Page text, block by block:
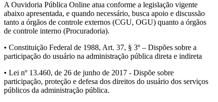
A Ouvidoria Pública Online atua conforme a legislação vigente
abaixo apresentada, e quando necessário, busca apoio e discussão
tanto a órgãos de controle externos (CGU, OGU) quanto a órgãos
de controle interno (Procuradoria).
• Constituição Federal de 1988, Art. 37, § 3º – Dispões sobre a
participação do usuário na administração pública direta e indireta
• Lei nº 13.460, de 26 de junho de 2017 - Dispõe sobre
participação, proteção e defesa dos direitos do usuário dos serviços
públicos da administração pública.